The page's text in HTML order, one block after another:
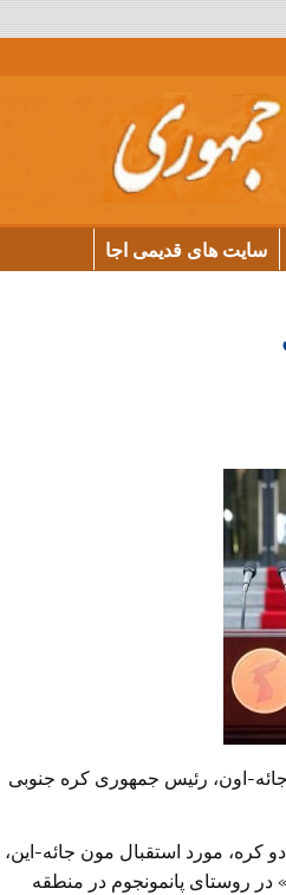
سایت های قدیمی اجا
اون، رئیس جمهوری کره جنوبی
از مرز دو کره، مورد استقبال مون جائه-این،
روستای پانمونجوم در منطقه